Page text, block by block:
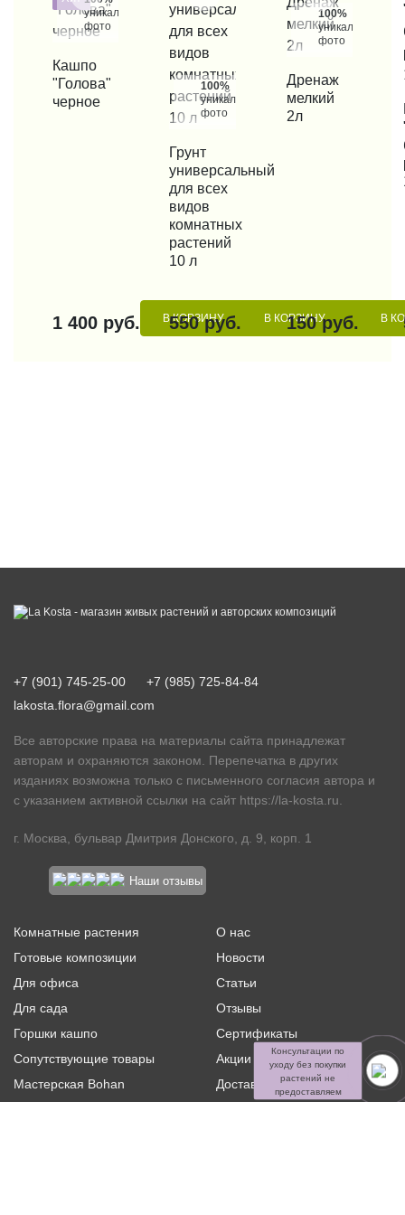
уникальные
фото
КУПИТЬ В 1 КЛИК
Кашпо
"Голова"
черное
1 400 руб. В КОРЗИНУ
100%
уникальные
фото
КУПИТЬ В 1 КЛИК
Грунт
универсальный
для всех
видов
комнатных
растений
10 л
550 руб. В КОРЗИНУ
100%
уникальные
фото
КУПИТЬ В 1 КЛИК
Дренаж
мелкий
2л
150 руб. В
+7 (901) 745-25-00
+7 (985) 725-84-84
lakosta.flora@gmail.com
Все авторские права на материалы сайта принадлежат
авторам и охраняются законом. Перепечатка в других
изданиях возможна только с письменного согласия автора и
с указанием активной ссылки на сайт https://la-kosta.ru
г. Москва, бульвар Дмитрия Донского, д. 9, корп. 1
Наши отзывы
Комнатные растения
Готовые композиции
Для офиса
Для сада
Горшки кашпо
Сопутствующие товары
Мастерская Bohan
О нас
Новости
Статьи
Отзывы
Сертификаты
Акции и скидки
Доставка и оплата
Консультации по
уходу без покупки
растений не
предоставляем